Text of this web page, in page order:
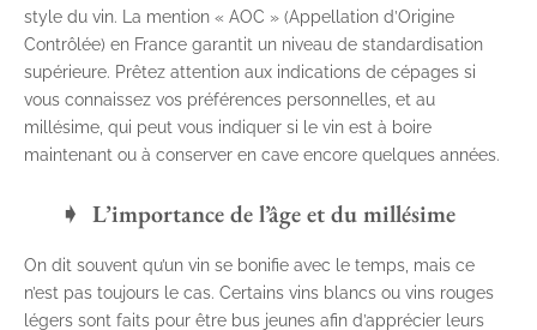
style du vin. La mention « AOC » (Appellation d’Origine
Contrôlée) en France garantit un niveau de standardisation
supérieure. Prêtez attention aux indications de cépages si
vous connaissez vos préférences personnelles, et au
millésime, qui peut vous indiquer si le vin est à boire
maintenant ou à conserver en cave encore quelques années.
L’importance de l’âge et du millésime
On dit souvent qu’un vin se bonifie avec le temps, mais ce
n’est pas toujours le cas. Certains vins blancs ou vins rouges
légers sont faits pour être bus jeunes afin d’apprécier leurs